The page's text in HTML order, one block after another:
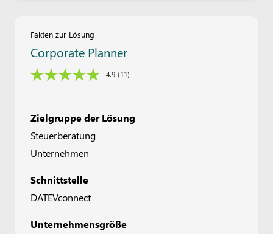
Fakten zur Lösung
Corporate Planner
4.9 (11)
Zielgruppe der Lösung
Steuerberatung
Unternehmen
Schnittstelle
DATEVconnect
Unternehmensgröße